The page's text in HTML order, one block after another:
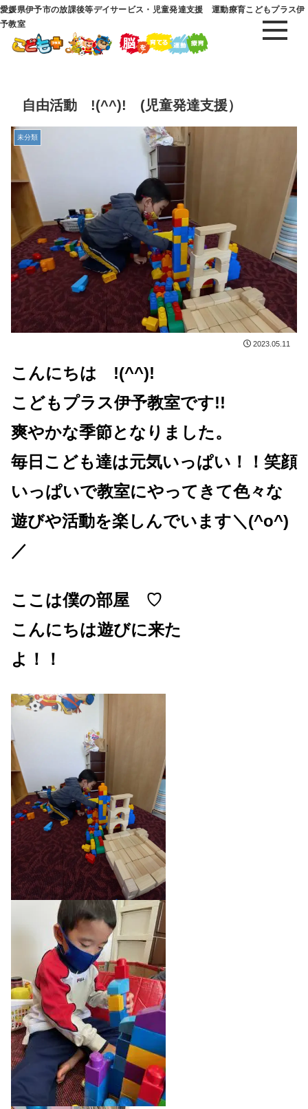
愛媛県伊予市の放課後等デイサービス・児童発達支援 運動療育こどもプラス伊
予教室
自由活動 !(^^)! (児童発達支援）
未分類
2023.05.11
こんにちは !(^^)!
こどもプラス伊予教室です!!
爽やかな季節となりました。
毎日こども達は元気いっぱい！！笑顔
いっぱいで教室にやってきて色々な
遊びや活動を楽しんでいます＼(^o^)
／
ここは僕の部屋 ♡
こんにちは遊びに来た
よ！！